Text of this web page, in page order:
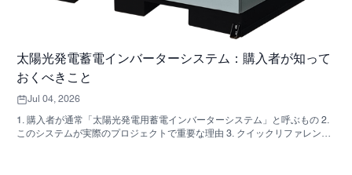
太陽光発電蓄電インバーターシステム：購入者が知って
おくべきこと
Jul 04, 2026
1. 購入者が通常「太陽光発電用蓄電インバーターシステム」と呼ぶもの 2.
このシステムが実際のプロジェクトで重要な理由 3. クイックリファレン